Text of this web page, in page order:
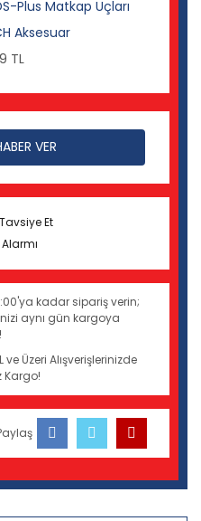
Plus Matkap Uçları
Aksesuar
TL
VER
Tavsiye Et
kadar sipariş verin;
aynı gün kargoya
ve Üzeri Alışverişlerinizde
Kargo!